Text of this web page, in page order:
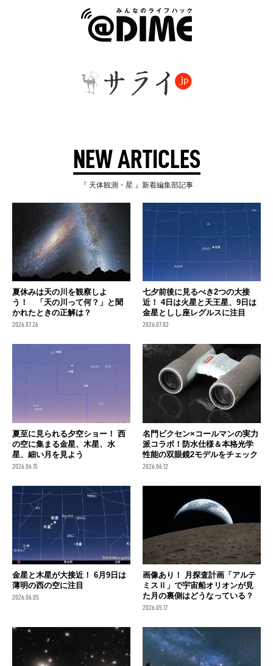
NEW ARTICLES
『 天体観測・星 』新着編集部記事
夏休みは天の川を観察しよ
う！ 「天の川って何？」と聞
かれたときの正解は？
2026.07.26
七夕前後に見るべき2つの大接
近！ 4日は火星と天王星、9日は
金星としし座レグルスに注目
2026.07.02
夏至に見られる夕空ショー！ 西
の空に集まる金星、木星、水
星、細い月を見よう
2026.06.15
名門ビクセン×コールマンの実力
派コラボ！防水仕様＆本格光学
性能の双眼鏡2モデルをチェック
2026.06.12
金星と木星が大接近！ 6月9日は
薄明の西の空に注目
2026.06.05
画像あり！ 月探査計画「アルテ
ミスⅡ」で宇宙船オリオンが見
た月の裏側はどうなっている？
2026.05.17